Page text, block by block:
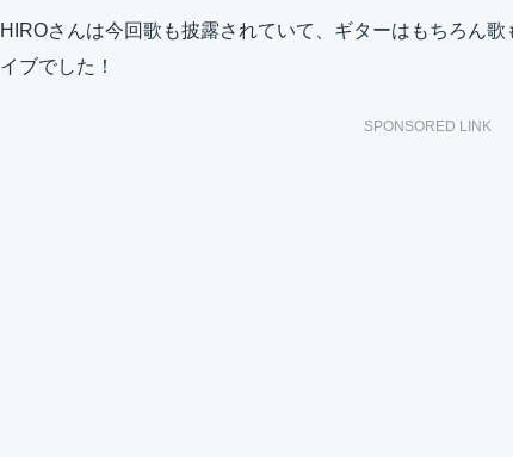
HIROさんは今回歌も披露されていて、ギターはもちろん
イブでした！
SPONSORED LINK